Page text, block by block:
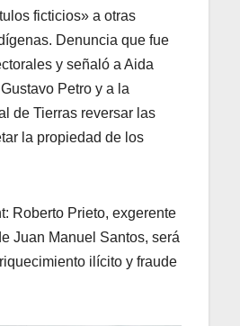
ficticios» a otras
Denuncia que fue
y señaló a Aida
Petro y a la
de Tierras reversar las
la propiedad de los
Roberto Prieto, exgerente
Juan Manuel Santos, será
ilícito y fraude